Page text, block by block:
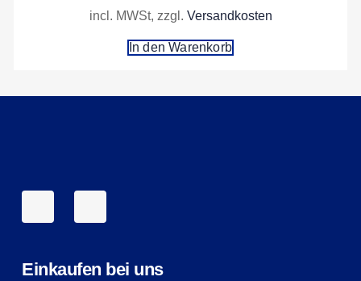
incl. MWSt, zzgl. Versandkosten
In den Warenkorb
Einkaufen bei uns